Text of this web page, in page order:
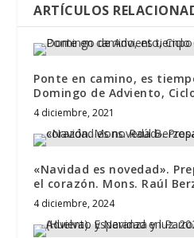
ARTÍCULOS
Ponte en camino, es
Domingo de Adviento,
4 diciembre, 2021
«Navidad es novedad».
el corazón. Mons. Raúl
4 diciembre, 2024